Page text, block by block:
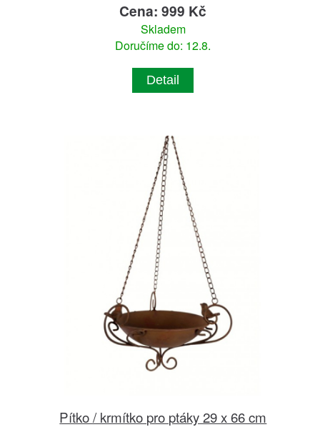
Cena: 999 Kč
Skladem
Doručíme do: 12.8.
Detail
Pítko / krmítko pro ptáky 29 x 66 cm